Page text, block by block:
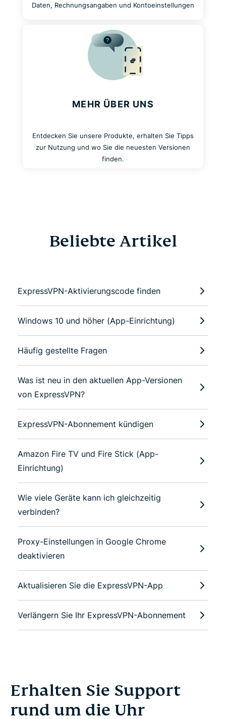
Daten, Rechnungsangaben und Kontoeinstellungen
MEHR ÜBER UNS
Entdecken Sie unsere Produkte, erhalten Sie Tipps
zur Nutzung und wo Sie die neuesten Versionen
finden.
Beliebte Artikel
ExpressVPN-Aktivierungscode finden
Windows 10 und höher (App-Einrichtung)
Häufig gestellte Fragen
Was ist neu in den aktuellen App-Versionen
von ExpressVPN?
ExpressVPN-Abonnement kündigen
Amazon Fire TV und Fire Stick (App-
Einrichtung)
Wie viele Geräte kann ich gleichzeitig
verbinden?
Proxy-Einstellungen in Google Chrome
deaktivieren
Aktualisieren Sie die ExpressVPN-App
Verlängern Sie Ihr ExpressVPN-Abonnement
Erhalten Sie Support
rund um die Uhr